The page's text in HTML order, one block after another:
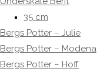
35 cm
Bergs Potter – Julie
Bergs Potter – Modena
Bergs Potter – Hoff